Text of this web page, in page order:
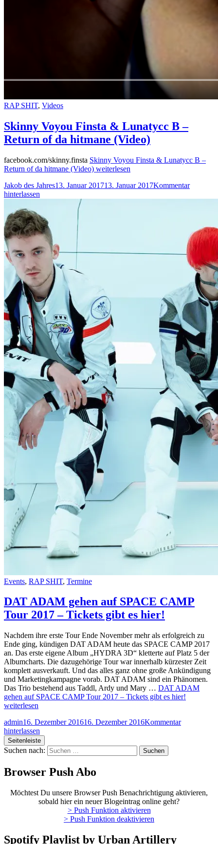
RAP SHIT, Videos
Skinny Voyou Finsta & Lunatycc B –
Return of da hitmane (Video)
facebook.com/skinny.finsta Skinny Voyou Finsta & Lunatycc B –
Return of da hitmane (Video) weiterlesen
Jakob des Jahres13. Januar 201713. Januar 2017Kommentar
hinterlassen
Events, RAP SHIT, Termine
DAT ADAM gehen auf SPACE CAMP
Tour 2017 – Tickets gibt es hier!
Nachdem ihre erste Tour Ende November mehr als erfolgreich zu
Ende ging, kündigen DAT ADAM heute das SPACE CAMP 2017
an. Das erste eigene Album „HYDRA 3D“ kletterte auf Platz 5 der
Albumcharts. Die dazugehörige Tour war innerhalb kürzester Zeit
komplett ausverkauft. Und das alles ganz ohne große Ankündigung
und Marketingkampagne vorab. DAT ADAM sind ein Phänomen.
Das Trio bestehend aus Taddl, Ardy und Mary … DAT ADAM
gehen auf SPACE CAMP Tour 2017 – Tickets gibt es hier!
weiterlesen
admin16. Dezember 201616. Dezember 2016Kommentar
hinterlassen
Seitenleiste
Suchen nach:
Browser Push Abo
Möchtest Du unsere Browser Push Benachrichtigung aktivieren,
sobald hier ein neuer Blogeintrag online geht?
> Push Funktion aktivieren
> Push Funktion deaktivieren
Spotify Playlist by Urban Artillery